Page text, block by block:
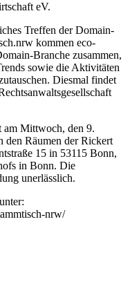
eV.
Treffen der Domain-
kommen eco-
Branche zusammen,
sowie die Aktivitäten
Diesmal findet
am Mittwoch, den 9.
den Räumen der Rickert
15 in 53115 Bonn,
in Bonn. Die
unerlässlich.
nrw/